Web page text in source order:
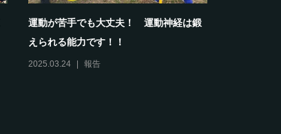
運動が苦手でも大丈夫！ 運動神経は鍛
えられる能力です！！
2025.03.24 報告